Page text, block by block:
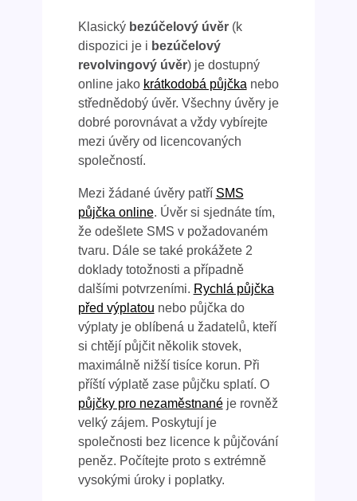
Klasický bezúčelový úvěr(k
dispozici je i bezúčelový
revolvingový úvěr) je dostupný
online jako krátkodobá půjčka nebo
střednědobý úvěr. Všechny úvěry je
dobré porovnávat a vždy vybírejte
mezi úvěry od licencovaných
společností.
Mezi žádané úvěry patří SMS
půjčka online. Úvěr si sjednáte tím,
že odešlete SMS v požadovaném
tvaru. Dále se také prokážete 2
doklady totožnosti a případně
dalšími potvrzeními. Rychlá půjčka
před výplatou nebo půjčka do
výplaty je oblíbená u žadatelů, kteří
si chtějí půjčit několik stovek,
maximálně nižší tisíce korun. Při
příští výplatě zase půjčku splatí. O
půjčky pro nezaměstnanéje rovněž
velký zájem. Poskytují je
společnosti bez licence k půjčování
peněz. Počítejte proto s extrémně
vysokými úroky i poplatky.